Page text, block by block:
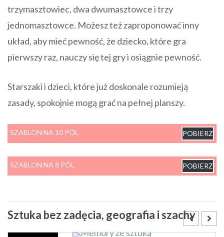
trzymasztowiec, dwa dwumasztowce i trzy
jednomasztowce. Możesz też zaproponować inny
układ, aby mieć pewność, że dziecko, które gra
pierwszy raz, nauczy się tej gry i osiągnie pewność.
Starszaki i dzieci, które już doskonale rozumieją
zasady, spokojnie mogą grać na pełnej planszy.
SZABLON NA 10 PÓL POBIERZ
SZABLON NA 8 PÓL POBIERZ
Sztuka bez zadęcia, geografia i szachy
NOWOŚĆ!